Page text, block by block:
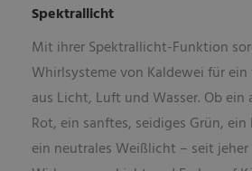
Spektrallicht
Mit ihrer Spektrallicht-Funktion
Whirlsysteme von Kaldewei für ein
aus Licht, Luft und Wasser. Ob ein
Rot, ein sanftes, seidiges Grün,
ein neutrales Weißlicht – seit